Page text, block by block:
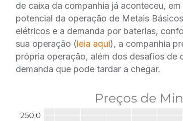
de caixa da companhia já aconteceu,
potencial da operação de Metais
elétricos e a demanda por baterias,
sua operação (leia aqui), a companhia
própria operação, além dos desafios de
demanda que pode tardar a chegar.